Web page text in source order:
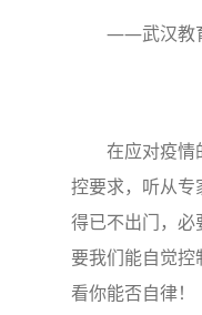
——武汉教
在应对疫情
控要求，听从专
得已不出门，
要我们能自觉
看你能否自律！